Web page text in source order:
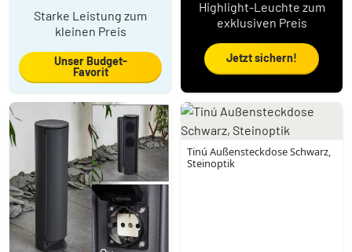
Starke Leistung zum
kleinen Preis
Unser Budget-
Favorit
Highlight-Leuchte zum
exklusiven Preis
Jetzt sichern!
Tinú Außensteckdose Schwarz,
Steinoptik